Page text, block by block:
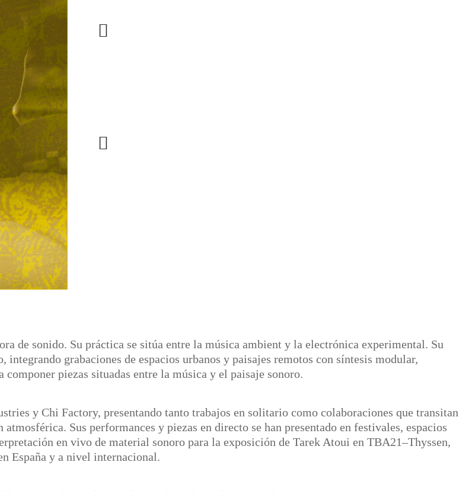
de sonido. Su práctica se sitúa entre la música ambient y la electrónica experimental. Su
grabaciones de espacios urbanos y paisajes remotos con síntesis modular,
piezas situadas entre la música y el paisaje sonoro.
y Chi Factory, presentando tanto trabajos en solitario como colaboraciones que transitan
Sus performances y piezas en directo se han presentado en festivales, espacios
en vivo de material sonoro para la exposición de Tarek Atoui en TBA21–Thyssen,
España y a nivel internacional.